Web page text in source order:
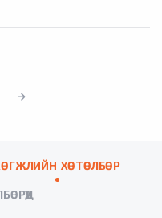
ХӨТӨЛБӨР